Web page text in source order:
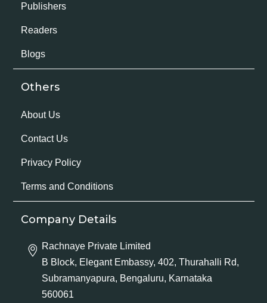
Publishers
Readers
Blogs
Others
About Us
Contact Us
Privacy Policy
Terms and Conditions
Company Details
Rachnaye Private Limited
B Block, Elegant Embassy, 402, Thurahalli Rd,
Subramanyapura, Bengaluru, Karnataka
560061